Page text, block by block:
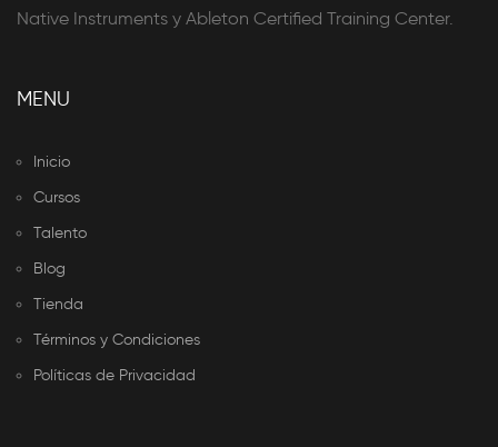
Native Instruments y Ableton Certified Training Center.
MENU
Inicio
Cursos
Talento
Blog
Tienda
Términos y Condiciones
Políticas de Privacidad